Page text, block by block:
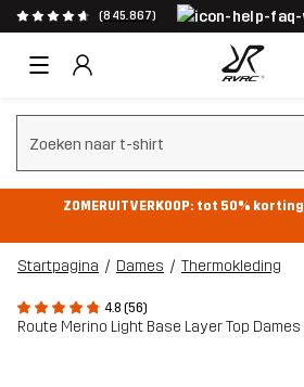
(845.867)
Zoeken wissen
ZOMERUITVERKOOP: tot 50% korting
Startpagina Dames Thermokleding
4.8 (56)
Route Merino Light Base Layer Top Dames